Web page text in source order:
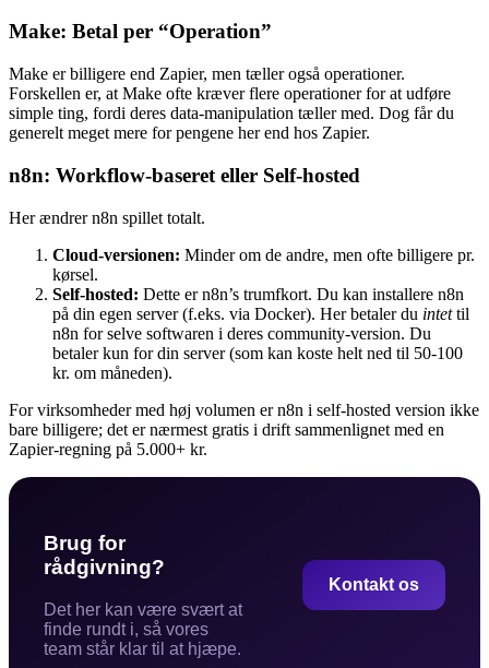
Make: Betal per “Operation”
Make er billigere end Zapier, men tæller også operationer.
Forskellen er, at Make ofte kræver flere operationer for at udføre
simple ting, fordi deres data-manipulation tæller med. Dog får du
generelt meget mere for pengene her end hos Zapier.
n8n: Workflow-baseret eller Self-hosted
Her ændrer n8n spillet totalt.
Cloud-versionen: Minder om de andre, men ofte billigere pr.
kørsel.
Self-hosted: Dette er n8n’s trumfkort. Du kan installere n8n
på din egen server (f.eks. via Docker). Her betaler du intettil
n8n for selve softwaren i deres community-version. Du
betaler kun for din server (som kan koste helt ned til 50-100
kr. om måneden).
For virksomheder med høj volumen er n8n i self-hosted version ikke
bare billigere; det er nærmest gratis i drift sammenlignet med en
Zapier-regning på 5.000+ kr.
Brug for
rådgivning?
Det her kan være svært at
finde rundt i, så vores
team står klar til at hjæpe.
Kontakt os